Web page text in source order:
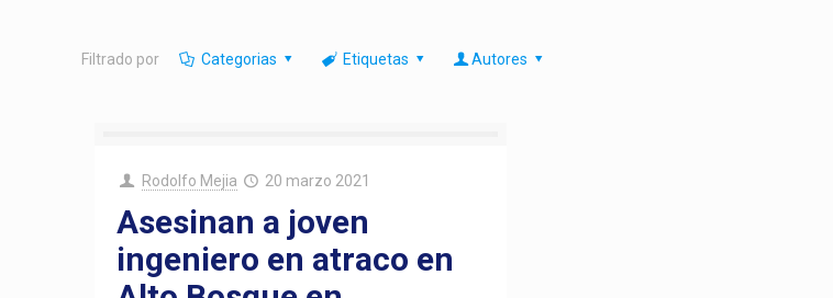
Filtrado por Categorias Etiquetas Autores
Rodolfo Mejia 20 marzo 2021
Asesinan a joven
ingeniero en atraco en